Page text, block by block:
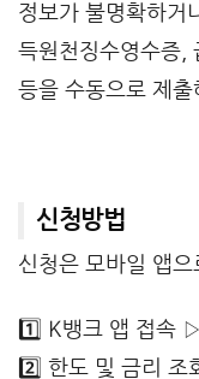
정보가 불명확하거
득원천징수영수증,
등을 수동으로 제출
신청방법
신청은 모바일 앱으
1️⃣ K뱅크 앱 접속
2️⃣ 한도 및 금리